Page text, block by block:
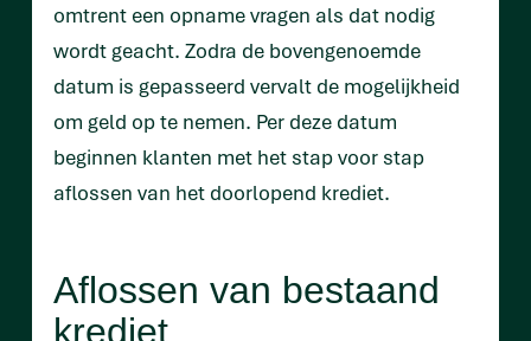
omtrent een opname vragen als dat nodig
wordt geacht. Zodra de bovengenoemde
datum is gepasseerd vervalt de mogelijkheid
om geld op te nemen. Per deze datum
beginnen klanten met het stap voor stap
aflossen van het doorlopend krediet.
Aflossen van bestaand
krediet